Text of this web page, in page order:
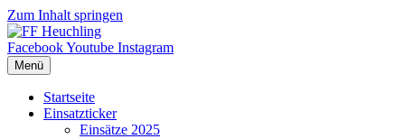
Zum Inhalt springen
FacebookYoutube Instagram
Menü
Startseite
Einsatzticker
Einsätze 2025